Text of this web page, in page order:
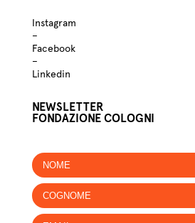
Instagram
–
Facebook
–
Linkedin
NEWSLETTER
FONDAZIONE COLOGNI